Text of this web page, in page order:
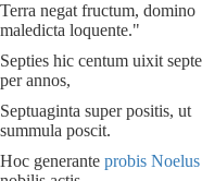
Terra negat fructum, domino
maledicta loquente."
Septies hic centum uixit
per annos,
Septuaginta super positis, ut
summula poscit.
Hoc generante probis Noelus